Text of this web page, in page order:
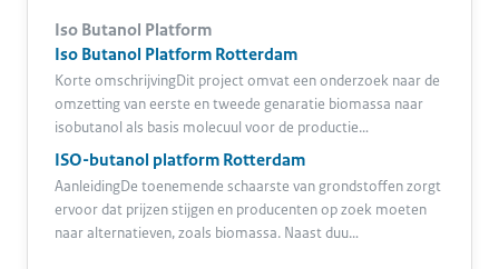
Iso Butanol Platform
Iso Butanol Platform Rotterdam
Korte omschrijvingDit project omvat een onderzoek naar de
omzetting van eerste en tweede genaratie biomassa naar
isobutanol als basis molecuul voor de productie…
ISO-butanol platform Rotterdam
AanleidingDe toenemende schaarste van grondstoffen zorgt
ervoor dat prijzen stijgen en producenten op zoek moeten
naar alternatieven, zoals biomassa. Naast duu…